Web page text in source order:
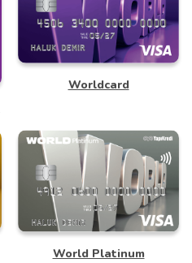
Worldcard
World Platinum